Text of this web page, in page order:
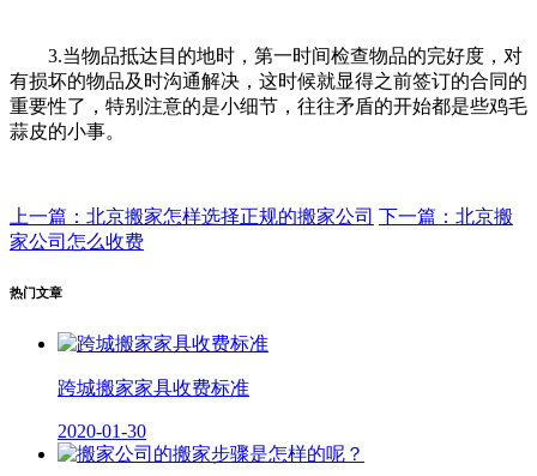
3.当物品抵达目的地时，第一时间检查物品的完好度，对
有损坏的物品及时沟通解决，这时候就显得之前签订的合同的
重要性了，特别注意的是小细节，往往矛盾的开始都是些鸡毛
蒜皮的小事。
上一篇：北京搬家怎样选择正规的搬家公司 下一篇：北京搬
家公司怎么收费
热门文章
跨城搬家家具收费标准
2020-01-30